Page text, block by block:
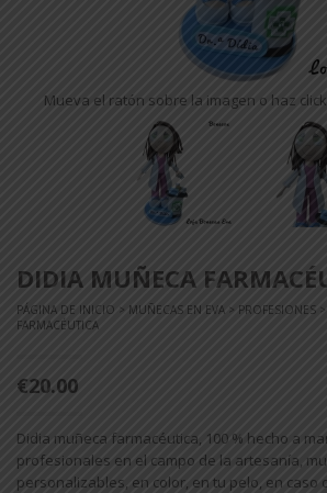
Mueva el ratón sobre la imagen o haz
DIDIA MUÑECA
PÁGINA DE INICIO > MUÑECAS EN EVA > PROFESIONES
FARMACÉUTICA
€20.00
Didia muñeca farmacéutica, 100 % hecho a
profesionales en el campo de la artesanía,
personalizables, en color, en tu pelo, en caso